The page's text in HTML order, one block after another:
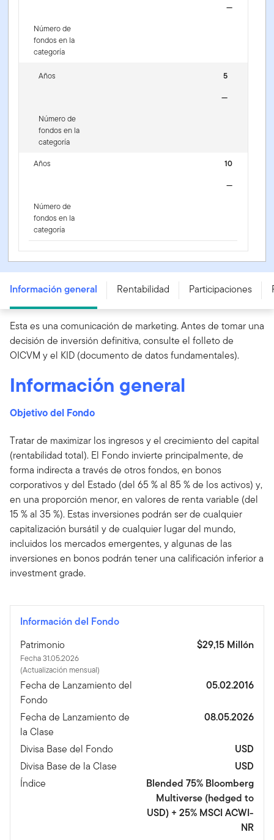
—
Número de
fondos en la
categoría
Años
5
—
Número de
fondos en la
categoría
Años
10
—
Número de
fondos en la
categoría
Franklin NextStep Conservative Fund - A (G) (acc) USD
- LU3255438502
Información general Rentabilidad Participaciones
Esta es una comunicación de marketing. Antes de tomar una
decisión de inversión definitiva, consulte el folleto de
OICVM y el KID (documento de datos fundamentales).
Información general
Objetivo del Fondo
Tratar de maximizar los ingresos y el crecimiento del capital
(rentabilidad total). El Fondo invierte principalmente, de
forma indirecta a través de otros fondos, en bonos
corporativos y del Estado (del 65 % al 85 % de los activos) y,
en una proporción menor, en valores de renta variable (del
15 % al 35 %). Estas inversiones podrán ser de cualquier
capitalización bursátil y de cualquier lugar del mundo,
incluidos los mercados emergentes, y algunas de las
inversiones en bonos podrán tener una calificación inferior a
investment grade.
Información del Fondo
Patrimonio
Fecha 31.05.2026
(Actualización mensual)
$29,15 Millón
Fecha de Lanzamiento del
Fondo
05.02.2016
Fecha de Lanzamiento de
la Clase
08.05.2026
Divisa Base del Fondo
USD
Divisa Base de la Clase
USD
Índice
Blended 75% Bloomberg
Multiverse (hedged to
USD) + 25% MSCI ACWI-
NR